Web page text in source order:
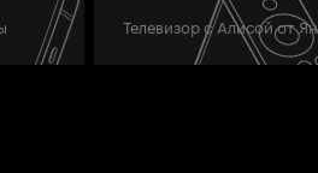
Телевизор с Алисой от